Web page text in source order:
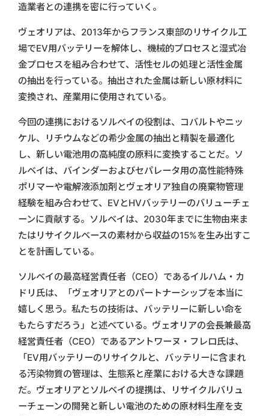
造業者との連携を密に行っていく。
ヴェオリアは、2013年からフランス東部のリサイクル工
場でEV用バッテリーを解体し、機械的プロセスと湿式冶
金プロセスを組み合わせて、活性セルの処理と活性金属
の抽出を行っている。抽出された金属は新しい原材料に
変換され、産業用に使用されている。
今回の連携におけるソルベイの役割は、コバルトやニッ
ケル、リチウムなどの希少金属の抽出と精製を最適化
し、新しい電池用の高純度の原料に変換することだ。ソ
ルベイは、バインダーおよびセパレータ用の高性能特殊
ポリマーや電解液添加剤とヴェオリア独自の廃棄物管理
経験を組み合わせて、EVとHVバッテリーのバリューチェ
ーンに貢献する。ソルベイは、2030年までに生物由来ま
たはリサイクルベースの素材から収益の15%を生み出すこ
とを計画している。
ソルベイの最高経営責任者（CEO）であるイルハム・カ
ドリ氏は、「ヴェオリアとのパートナーシップを本当に
嬉しく思う。私たちの技術は、バッテリーに新しい命を
もたらすだろう」と述べている。ヴェオリアの会長兼最高
経営責任者（CEO）であるアントワーヌ・フレロ氏は、
「EV用バッテリーのリサイクルと、バッテリーに含まれ
る汚染物質の管理は、生態系と産業における大きな課題
だ。ヴェオリアとソルベイの提携は、リサイクルバリュ
ーチェーンの開発と新しい電池のための原材料生産を支